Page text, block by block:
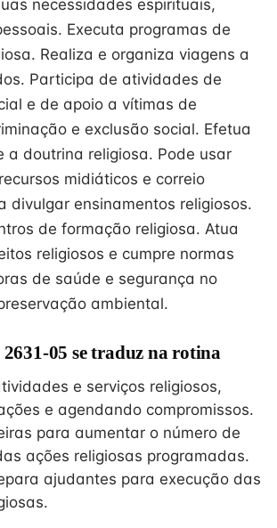
necessidades espirituais,
Executa programas de
Realiza e organiza viagens a
Participa de atividades de
e de apoio a vítimas de
e exclusão social. Efetua
a doutrina religiosa. Pode usar
midiáticos e correio
divulgar ensinamentos religiosos.
de formação religiosa. Atua
religiosos e cumpre normas
de saúde e segurança no
ambiental.
05 se traduz na rotina
e serviços religiosos,
e agendando compromissos.
para aumentar o número de
ações religiosas programadas.
ajudantes para execução das